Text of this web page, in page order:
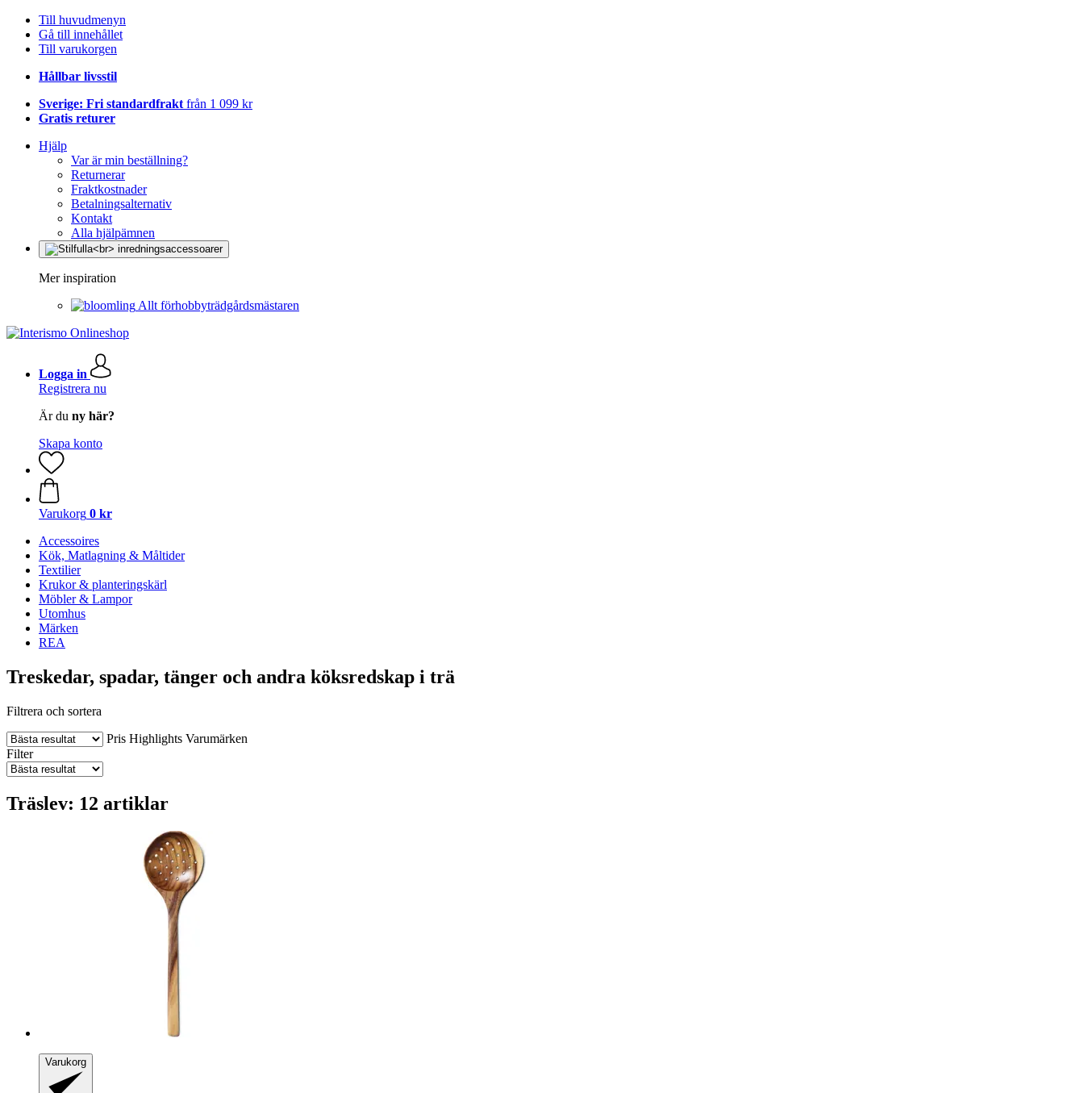
Till huvudmenyn
Gå till innehållet
Till varukorgen
Hållbar livsstil
Sverige: Fri standardfrakt från 1 099 kr
Gratis returer
Hjälp
Var är min beställning?
Returnerar
Fraktkostnader
Betalningsalternativ
Kontakt
Alla hjälpämnen
Mer inspiration
Allt förhobbyträdgårdsmästaren
Logga in
Registrera nu
Är du ny här?
Skapa konto
Varukorg 0 kr
Accessoires
Kök, Matlagning & Måltider
Textilier
Krukor & planteringskärl
Möbler & Lampor
Utomhus
Märken
REA
Treskedar, spadar, tänger och andra köksredskap i trä
Filtrera och sortera
Pris Highlights Varumärken
Filter
Träslev: 12 artiklar
Varukorg